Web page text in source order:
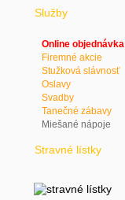
Služby
Online objednávka
Firemné akcie
Stužková slávnosť
Oslavy
Svadby
Tanečné zábavy
Miešané nápoje
Stravné lístky